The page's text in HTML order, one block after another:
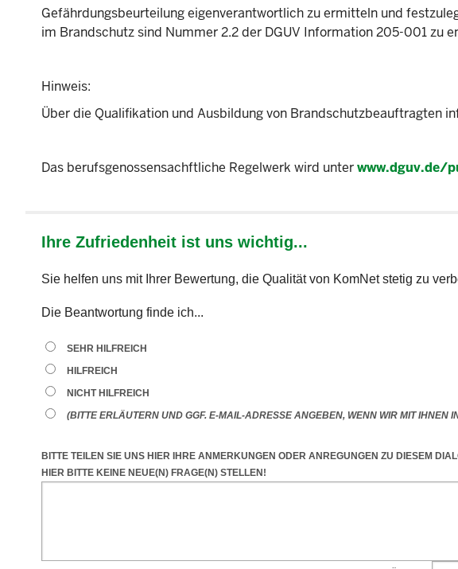
Gefährdungsbeurteilung eigenverantwortlich zu ermitteln und
im Brandschutz sind Nummer 2.2 der DGUV Information 205-001 zu
Hinweis:
Über die Qualifikation und Ausbildung von Brandschutzbeauftragten
Das berufsgenossensachftliche Regelwerk wird unterwww.dguv.de/